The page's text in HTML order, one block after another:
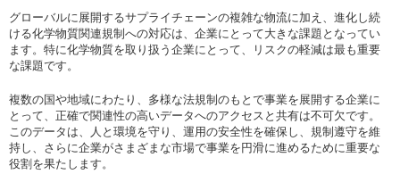
グローバルに展開するサプライチェーンの複雑な物流に加え、進化し続
ける化学物質関連規制への対応は、企業にとって大きな課題となってい
ます。特に化学物質を取り扱う企業にとって、リスクの軽減は最も重要
な課題です。
複数の国や地域にわたり、多様な法規制のもとで事業を展開する企業に
とって、正確で関連性の高いデータへのアクセスと共有は不可欠です。
このデータは、人と環境を守り、運用の安全性を確保し、規制遵守を維
持し、さらに企業がさまざまな市場で事業を円滑に進めるために重要な
役割を果たします。